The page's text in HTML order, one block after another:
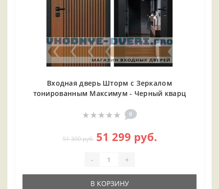
Входная дверь Шторм с Зеркалом
тонированным Максимум - Черный кварц
0
51 300 руб. 51 299 руб.
- +
В КОРЗИНУ